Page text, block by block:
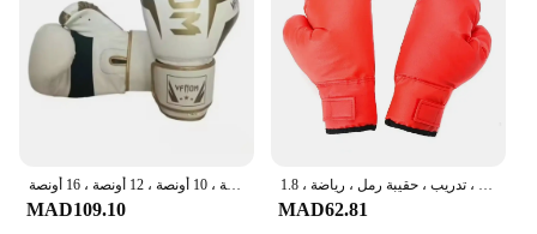
قفازات بو للملاكمة المهنية للأطفال والكبار ، تنفس ، ساندا ، الملاكمة التايلاندية ، القتال ، التايكوندو ، قفازات اللكم ، 6 أونصة ، 8 أونصة ، 10 أونصة ، 12 أونصة ، 16 أونصة
MAD109.10
حقيبة تثقيب للكبار والأطفال ، آلة ملاكمة موسيقية ذكية ، إضاءة ليد ، استجابة للاسترخاء ، تدريب ، حقيبة رمل ، رياضة ، 1.8
MAD62.81